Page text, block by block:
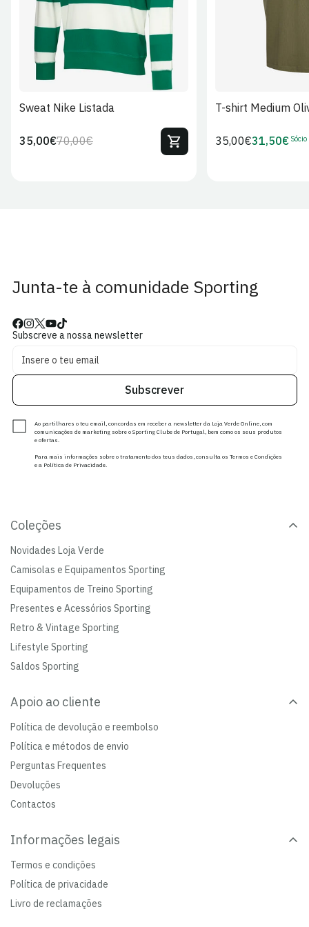
Sweat Nike Listada
Preço
70,00€Preço
35,00€
T-shirt Medium
Preço
35,00€Preço
31,50€ Sócio
Junta-te à comunidade Sporting
Subscreve a nossa newsletter
Subscrever
Ao partilhares o teu email, concordas em receber a newsletter da Loja Verde Online, com
comunicações de marketing sobre o Sporting Clube de Portugal, bem como os seus produtos
e ofertas.
Para mais informações sobre o tratamento dos teus dados, consulta os Termos e Condições
e a Política de Privacidade.
Coleções
Novidades Loja Verde
Camisolas e Equipamentos Sporting
Equipamentos de Treino Sporting
Presentes e Acessórios Sporting
Retro & Vintage Sporting
Lifestyle Sporting
Saldos Sporting
Apoio ao cliente
Política de devolução e reembolso
Política e métodos de envio
Perguntas Frequentes
Devoluções
Contactos
Informações legais
Termos e condições
Política de privacidade
Livro de reclamações